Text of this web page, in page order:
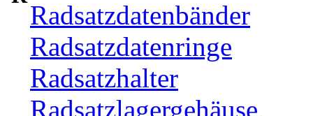
Radsatzdatenbänder
Radsatzdatenringe
Radsatzhalter
Radsatzlagergehäuse